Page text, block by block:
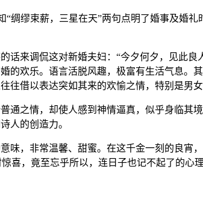
绸缪束薪，三星在天”两句点明了婚事及婚
来调侃这对新婚夫妇：“今夕何夕，见此
的欢乐。语言活脱风趣，极富有生活气息。
往借以表达突如其来的欢愉之情，特别是男女
通之情，却使人感到神情逼真，似乎身临其
人的创造力。
味，非常温馨、甜蜜。在这千金一刻的良宵
喜，竟至忘乎所以，连日子也记不起了的心理